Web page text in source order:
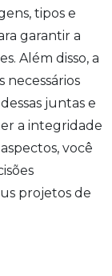
tipos e
garantir a
Além disso, a
necessários
juntas e
a integridade
você
projetos de